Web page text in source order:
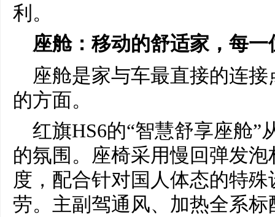
利。
座舱：移动的舒适家，每
座舱是家与车最直接的连
的方面。
红旗HS6的“智慧舒享座舱
的氛围。座椅采用慢回弹发
度，配合针对国人体态的特
劳。主副驾通风、加热全系